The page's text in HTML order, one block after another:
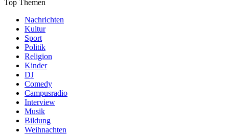
Top Themen
Nachrichten
Kultur
Sport
Politik
Religion
Kinder
DJ
Comedy
Campusradio
Interview
Musik
Bildung
Weihnachten